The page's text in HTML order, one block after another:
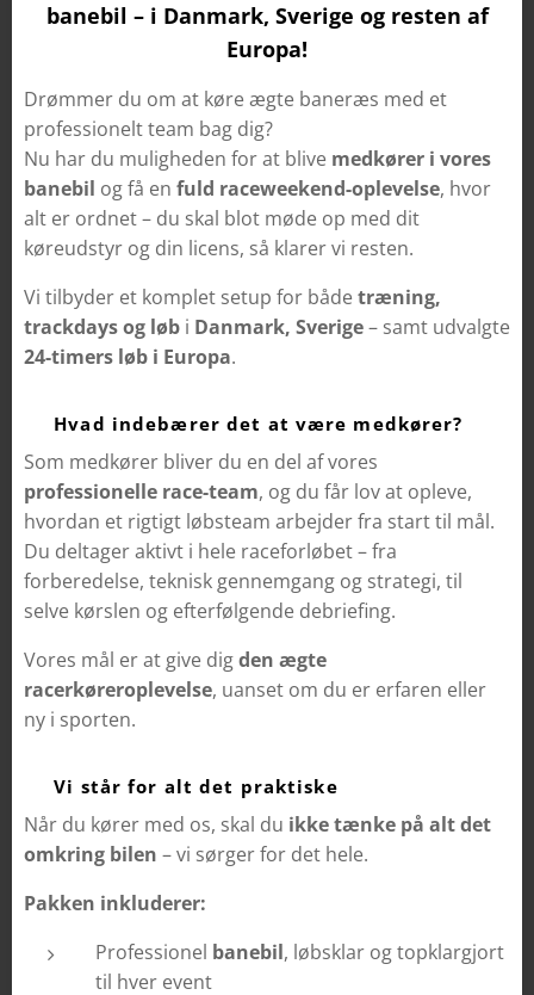
banebil – i Danmark, Sverige og resten af
Europa!
Drømmer du om at køre ægte baneræs med et
professionelt team bag dig?
Nu har du muligheden for at blive medkører i vores
banebil og få en fuld raceweekend-oplevelse, hvor
alt er ordnet – du skal blot møde op med dit
køreudstyr og din licens, så klarer vi resten.
Vi tilbyder et komplet setup for bådetræning,
trackdays og løb i Danmark, Sverige– samt udvalgte
24-timers løb i Europa.
🏎️ Hvad indebærer det at være medkører?
Som medkører bliver du en del af vores
professionelle race-team, og du får lov at opleve,
hvordan et rigtigt løbsteam arbejder fra start til mål.
Du deltager aktivt i hele raceforløbet – fra
forberedelse, teknisk gennemgang og strategi, til
selve kørslen og efterfølgende debriefing.
Vores mål er at give digden ægte
racerkøreroplevelse, uanset om du er erfaren eller
ny i sporten.
🧰 Vi står for alt det praktiske
Når du kører med os, skal du ikke tænke på alt det
omkring bilen – vi sørger for det hele.
Pakken inkluderer:
Professionel banebil, løbsklar og topklargjort
til hver event